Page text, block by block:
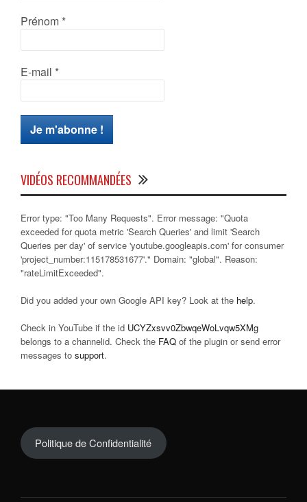
Prénom *
E-mail *
VIDÉOS RECOMMANDÉES
Error type: "Too Many Requests". Error message: "Quota
exceeded for quota metric 'Search Queries' and limit 'Search
Queries per day' of service 'youtube.googleapis.com' for consumer
'project_number:115178531677'." Domain: "global". Reason:
"rateLimitExceeded".
Did you added your own Google API key? Look at the help.
Check in YouTube if the id UCYZxsvv0ZbwqeWoLvqw5XMg
belongs to a channelid. Check the FAQ of the plugin or send error
messages to support.
Politique de Confidentialité